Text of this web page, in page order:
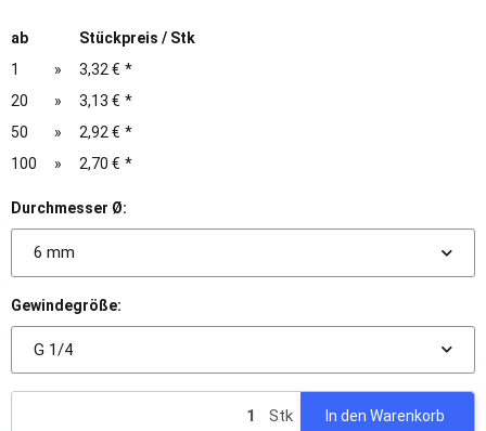
ab
Stückpreis / Stk
1
» 3,32 € *
20
» 3,13 € *
50
» 2,92 € *
100
» 2,70 € *
Durchmesser Ø:
6 mm
Gewindegröße:
G 1/4
Stk In den Warenkorb